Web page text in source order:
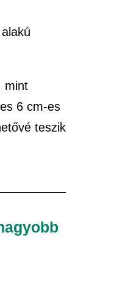
mint
6 cm-es
teszik